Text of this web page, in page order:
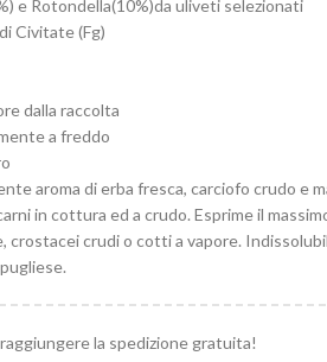
e Rotondella(10%)da uliveti selezionati
Civitate (Fg)
dalla raccolta
a freddo
aroma di erba fresca, carciofo crudo e
in cottura ed a crudo. Esprime il
crostacei crudi o cotti a vapore.
la spedizione gratuita!